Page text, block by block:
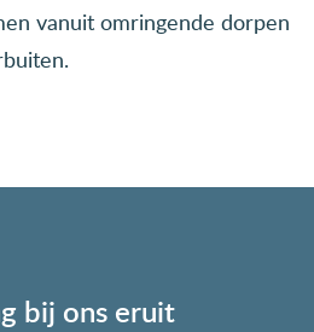
vanuit omringende dorpen
bij ons eruit